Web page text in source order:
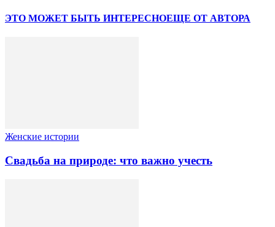
ЭТО МОЖЕТ БЫТЬ ИНТЕРЕСНОЕЩЕ ОТ АВТОРА
Женские истории
Свадьба на природе: что важно учесть